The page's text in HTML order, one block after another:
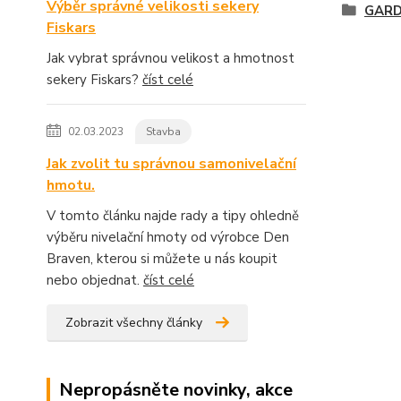
Výběr správné velikosti sekery
Fiskars
Jak vybrat správnou velikost a hmotnost
sekery Fiskars? číst celé
02.03.2023 Stavba
Jak zvolit tu správnou samonivelační
hmotu.
V tomto článku najde rady a tipy ohledně
výběru nivelační hmoty od výrobce Den
Braven, kterou si můžete u nás koupit
nebo objednat. číst celé
Zobrazit všechny články
Nepropásněte novinky, akce